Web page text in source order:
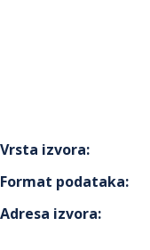
Vrsta izvora:
Format podataka:
Adresa izvora: